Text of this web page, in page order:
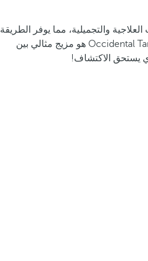
والتجميلية، مما يوفر الطريقة
يستحق الاكتشاف!